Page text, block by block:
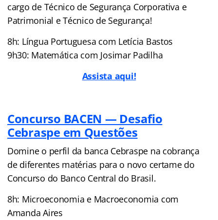
cargo de Técnico de Segurança Corporativa e
Patrimonial e Técnico de Segurança!
8h: Língua Portuguesa com Letícia Bastos
9h30: Matemática com Josimar Padilha
Assista aqui!
Concurso BACEN — Desafio
Cebraspe em Questões
Domine o perfil da banca Cebraspe na cobrança
de diferentes matérias para o novo certame do
Concurso do Banco Central do Brasil.
8h: Microeconomia e Macroeconomia com
Amanda Aires